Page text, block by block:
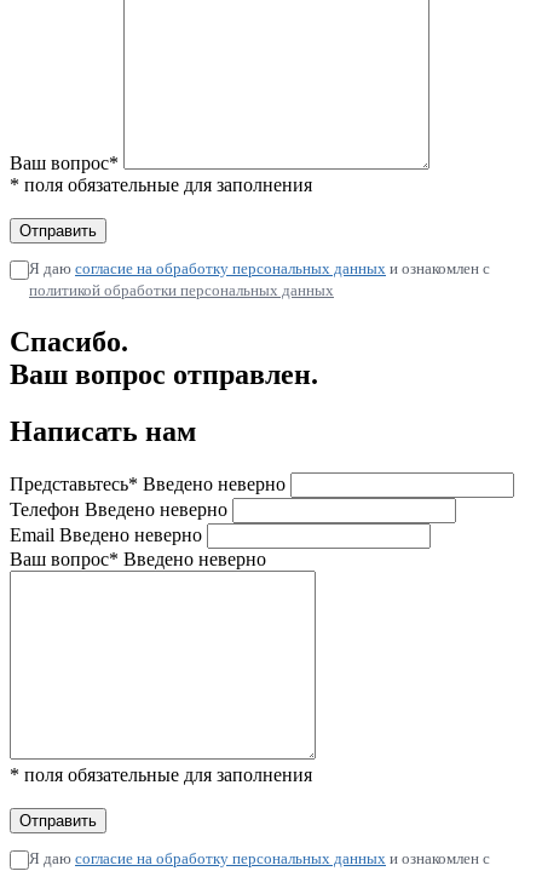
Ваш вопрос*
* поля обязательные для заполнения
Я даю согласие на обработку персональных данных и ознакомлен с
политикой обработки персональных данных
Спасибо.
Ваш вопрос отправлен.
Написать нам
Представьтесь* Введено неверно
Телефон Введено неверно
Email Введено неверно
Ваш вопрос* Введено неверно
* поля обязательные для заполнения
Я даю согласие на обработку персональных данных и ознакомлен с